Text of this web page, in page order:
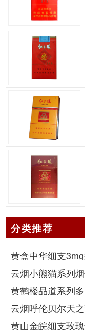
分类推荐